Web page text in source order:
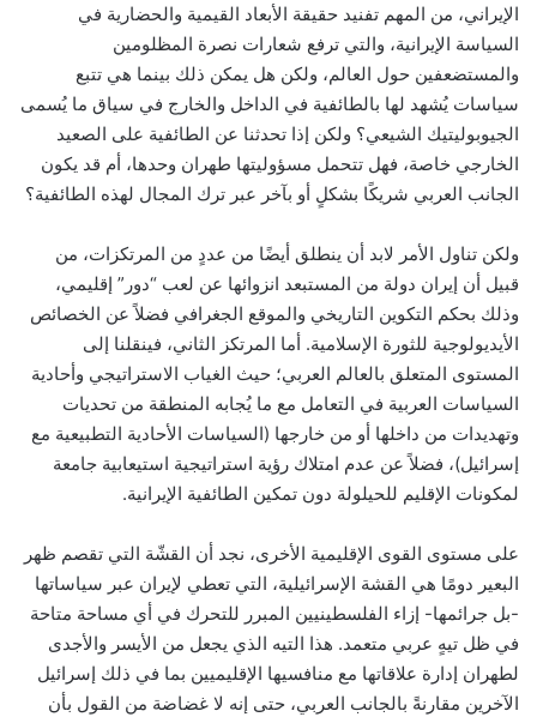
الإيراني، من المهم تفنيد حقيقة الأبعاد القيمية والحضارية في
السياسة الإيرانية، والتي ترفع شعارات نصرة المظلومين
والمستضعفين حول العالم، ولكن هل يمكن ذلك بينما هي تتبع
سياسات يُشهد لها بالطائفية في الداخل والخارج في سياق ما يُسمى
الجيوبوليتيك الشيعي؟ ولكن إذا تحدثنا عن الطائفية على الصعيد
الخارجي خاصة، فهل تتحمل مسؤوليتها طهران وحدها، أم قد يكون
الجانب العربي شريكًا بشكلٍ أو بآخر عبر ترك المجال لهذه الطائفية؟
ولكن تناول الأمر لابد أن ينطلق أيضًا من عددٍ من المرتكزات، من
قبيل أن إيران دولة من المستبعد انزوائها عن لعب “دور” إقليمي،
وذلك بحكم التكوين التاريخي والموقع الجغرافي فضلاً عن الخصائص
الأيديولوجية للثورة الإسلامية. أما المرتكز الثاني، فينقلنا إلى
المستوى المتعلق بالعالم العربي؛ حيث الغياب الاستراتيجي وأحادية
السياسات العربية في التعامل مع ما يُجابه المنطقة من تحديات
وتهديدات من داخلها أو من خارجها (السياسات الأحادية التطبيعية مع
إسرائيل)، فضلاً عن عدم امتلاك رؤية استراتيجية استيعابية جامعة
لمكونات الإقليم للحيلولة دون تمكين الطائفية الإيرانية.
على مستوى القوى الإقليمية الأخرى، نجد أن القشّة التي تقصم ظهر
البعير دومًا هي القشة الإسرائيلية، التي تعطي لإيران عبر سياساتها
-بل جرائمها- إزاء الفلسطينيين المبرر للتحرك في أي مساحة متاحة
في ظل تيهٍ عربي متعمد. هذا التيه الذي يجعل من الأيسر والأجدى
لطهران إدارة علاقاتها مع منافسيها الإقليميين بما في ذلك إسرائيل
الآخرين مقارنةً بالجانب العربي، حتى إنه لا غضاضة من القول بأن